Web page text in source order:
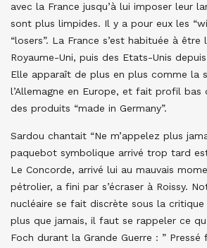
avec la France jusqu’à lui imposer leur
sont plus limpides. Il y a pour eux les
“losers”. La France s’est habituée à être
Royaume-Uni, puis des Etats-Unis
Elle apparaît de plus en plus comme la
l’Allemagne en Europe, et fait profil bas
des produits “made in Germany”.
Sardou chantait “Ne m’appelez plus
paquebot symbolique arrivé trop tard
Le Concorde, arrivé lui au mauvais
pétrolier, a fini par s’écraser à Roissy.
nucléaire se fait discrète sous la critique
plus que jamais, il faut se rappeler ce
Foch durant la Grande Guerre : ”